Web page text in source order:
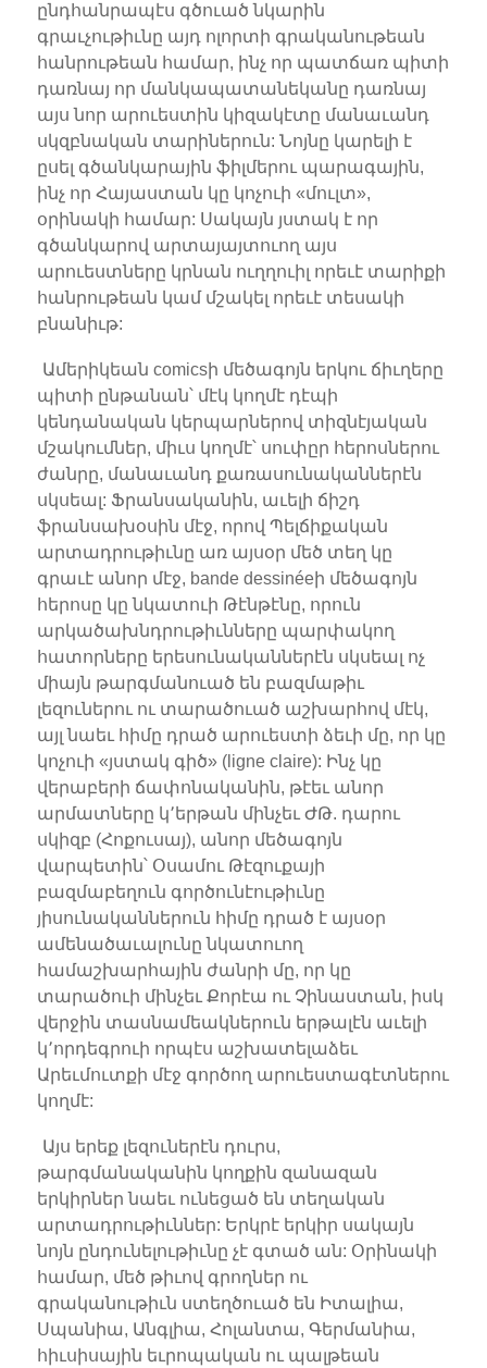
ընդհանրապէս գծուած նկարին
գրաւչութիւնը այդ ոլորտի գրականութեան
հանրութեան համար, ինչ որ պատճառ պիտի
դառնայ որ մանկապատանեկանը դառնայ
այս նոր արուեստին կիզակէտը մանաւանդ
սկզբնական տարիներուն: Նոյնը կարելի է
ըսել գծանկարային ֆիլմերու պարագային,
ինչ որ Հայաստան կը կոչուի «մուլտ»,
օրինակի համար: Սակայն յստակ է որ
գծանկարով արտայայտուող այս
արուեստները կրնան ուղղուիլ որեւէ տարիքի
հանրութեան կամ մշակել որեւէ տեսակի
բնանիւթ:
Ամերիկեան comicsի մեծագոյն երկու ճիւղերը
պիտի ընթանան՝ մէկ կողմէ դէպի
կենդանական կերպարներով տիզնէյական
մշակումներ, միւս կողմէ՝ սուփըր հերոսներու
ժանրը, մանաւանդ քառասունականներէն
սկսեալ: Ֆրանսականին, աւելի ճիշդ
ֆրանսախօսին մէջ, որով Պելճիքական
արտադրութիւնը առ այսօր մեծ տեղ կը
գրաւէ անոր մէջ, bande dessinéeի մեծագոյն
հերոսը կը նկատուի Թէնթէնը, որուն
արկածախնդրութիւնները պարփակող
հատորները երեսունականներէն սկսեալ ոչ
միայն թարգմանուած են բազմաթիւ
լեզուներու ու տարածուած աշխարհով մէկ,
այլ նաեւ հիմը դրած արուեստի ձեւի մը, որ կը
կոչուի «յստակ գիծ» (ligne claire): Ինչ կը
վերաբերի ճափոնականին, թէեւ անոր
արմատները կ՚երթան մինչեւ ԺԹ. դարու
սկիզբ (Հոքուսայ), անոր մեծագոյն
վարպետին՝ Օսամու Թէզուքայի
բազմաբեղուն գործունէութիւնը
յիսունականներուն հիմը դրած է այսօր
ամենածաւալունը նկատուող
համաշխարհային ժանրի մը, որ կը
տարածուի մինչեւ Քորէա ու Չինաստան, իսկ
վերջին տասնամեակներուն երթալէն աւելի
կ՚որդեգրուի որպէս աշխատելաձեւ
Արեւմուտքի մէջ գործող արուեստագէտներու
կողմէ:
Այս երեք լեզուներէն դուրս,
թարգմանականին կողքին զանազան
երկիրներ նաեւ ունեցած են տեղական
արտադրութիւններ: Երկրէ երկիր սակայն
նոյն ընդունելութիւնը չէ գտած ան: Օրինակի
համար, մեծ թիւով գրողներ ու
գրականութիւն ստեղծուած են Իտալիա,
Սպանիա, Անգլիա, Հոլանտա, Գերմանիա,
հիւսիսային եւրոպական ու պալթեան